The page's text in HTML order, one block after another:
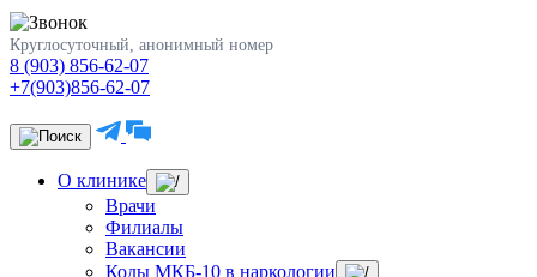
Круглосуточный, анонимный номер
8 (903) 856-62-07
+7(903)856-62-07
О клинике
Врачи
Филиалы
Вакансии
Коды МКБ-10 в наркологии